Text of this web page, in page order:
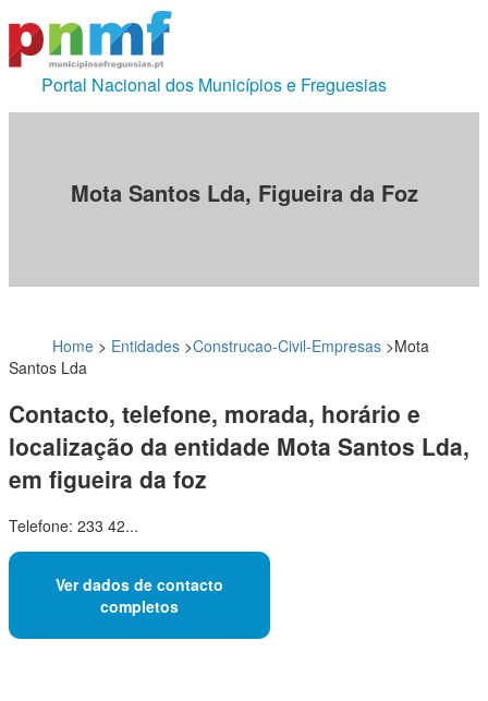
Portal Nacional dos Municípios e Freguesias
Mota Santos Lda, Figueira da Foz
Home > Entidades >Construcao-Civil-Empresas >Mota
Santos Lda
Contacto, telefone, morada, horário e
localização da entidade Mota Santos Lda,
em figueira da foz
Telefone: 233 42...
Ver dados de contacto
completos